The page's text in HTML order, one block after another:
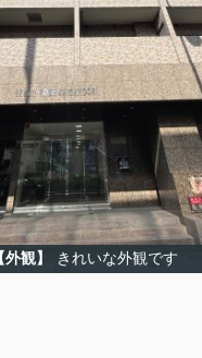
外観】 きれいな外観です